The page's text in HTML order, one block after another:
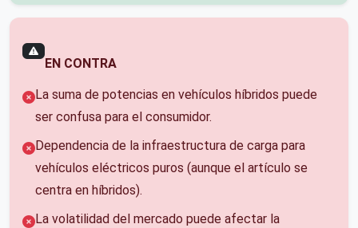
EN CONTRA
La suma de potencias en vehículos híbridos puede
ser confusa para el consumidor.
Dependencia de la infraestructura de carga para
vehículos eléctricos puros (aunque el artículo se
centra en híbridos).
La volatilidad del mercado puede afectar la